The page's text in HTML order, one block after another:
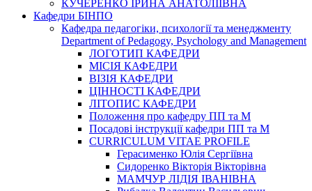
КУЧЕРЕНКО ІРИНА АНАТОЛІЇВНА
Кафедри БІНПО
Кафедра педагогіки, психології та менеджменту
Department of Pedagogy, Psychology and Management
ЛОГОТИП КАФЕДРИ
МІСІЯ КАФЕДРИ
ВІЗІЯ КАФЕДРИ
ЦІННОСТІ КАФЕДРИ
ЛІТОПИС КАФЕДРИ
Положення про кафедру ПП та М
Посадові інструкції кафедри ПП та М
CURRICULUM VITAE PROFILE
Герасименко Юлія Сергіївна
Сидоренко Вікторія Вікторівна
МАМЧУР ЛІДІЯ ІВАНІВНА